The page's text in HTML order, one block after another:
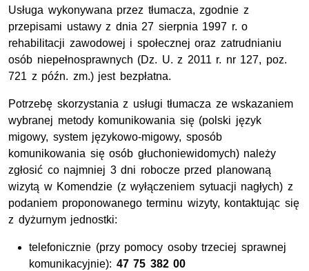
Usługa wykonywana przez tłumacza, zgodnie z
przepisami ustawy z dnia 27 sierpnia 1997 r. o
rehabilitacji zawodowej i społecznej oraz zatrudnianiu
osób niepełnosprawnych (Dz. U. z 2011 r. nr 127, poz.
721 z późn. zm.) jest bezpłatna.
Potrzebę skorzystania z usługi tłumacza ze wskazaniem
wybranej metody komunikowania się (polski język
migowy, system językowo-migowy, sposób
komunikowania się osób głuchoniewidomych) należy
zgłosić co najmniej 3 dni robocze przed planowaną
wizytą w Komendzie (z wyłączeniem sytuacji nagłych) z
podaniem proponowanego terminu wizyty, kontaktując się
z dyżurnym jednostki:
telefonicznie (przy pomocy osoby trzeciej sprawnej
komunikacyjnie): 47 75 382 00